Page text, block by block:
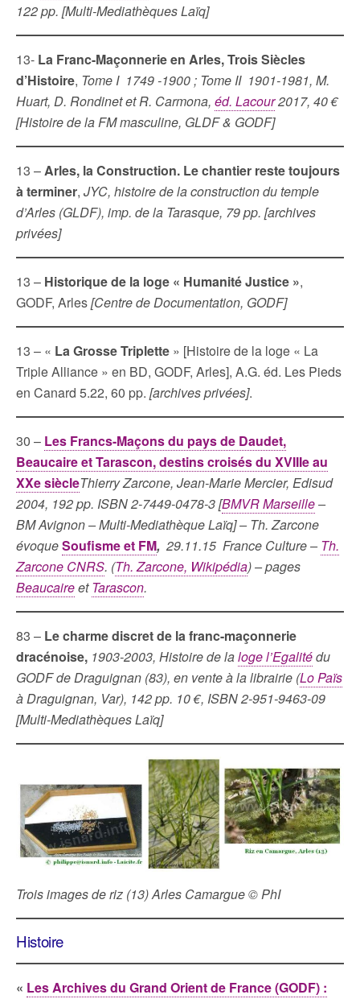
122 pp. [Multi-Mediathèques Laïq]
13- La Franc-Maçonnerie en Arles, Trois Siècles
d’Histoire, Tome I 1749 -1900 ; Tome II 1901-1981, M.
Huart, D. Rondinet et R. Carmona, éd. Lacour2017, 40 €
[Histoire de la FM masculine, GLDF & GODF]
13 –Arles, la Construction. Le chantier reste toujours
à terminer, JYC, histoire de la construction du temple
d’Arles (GLDF), imp. de la Tarasque, 79 pp. [archives
privées]
13 – Historique de la loge « Humanité Justice »,
GODF, Arles[Centre de Documentation, GODF]
13 – « La Grosse Triplette » [Histoire de la loge « La
Triple Alliance » en BD, GODF, Arles], A.G. éd. Les Pieds
en Canard 5.22, 60 pp. [archives privées].
30 – Les Francs-Maçons du pays de Daudet,
Beaucaire et Tarascon, destins croisés du XVIIIe au
XXe siècleThierry Zarcone, Jean-Marie Mercier, Edisud
2004, 192 pp. ISBN 2-7449-0478-3 [BMVR Marseille–
BM Avignon – Multi-Mediathèque Laïq] – Th. Zarcone
évoqueSoufisme et FM, 29.11.15 France Culture –Th.
Zarcone CNRS. (Th. Zarcone, Wikipédia) – pages
BeaucaireetTarascon.
83 – Le charme discret de la franc-maçonnerie
dracénoise, 1903-2003, Histoire de laloge l’Egalitédu
GODF de Draguignan (83), en vente à la librairie (Lo Païs
à Draguignan, Var), 142 pp. 10 €, ISBN 2-951-9463-09
[Multi-Mediathèques Laïq]
Trois images de riz (13) Arles Camargue © PhI
Histoire
« Les Archives du Grand Orient de France (GODF) :